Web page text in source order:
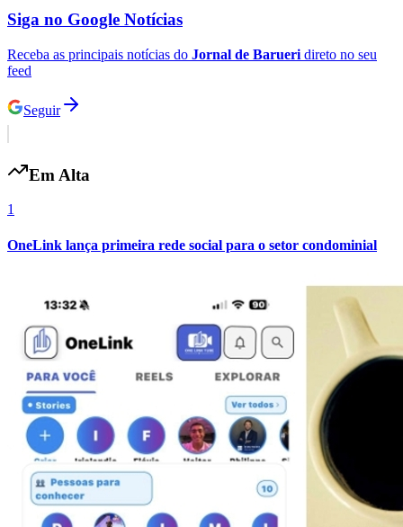
Vasco
Siga no Google Notícias
Receba as principais notícias do Jornal de Barueri direto no seu
feed
Seguir
Em Alta
1
OneLink lança primeira rede social para o setor condominial